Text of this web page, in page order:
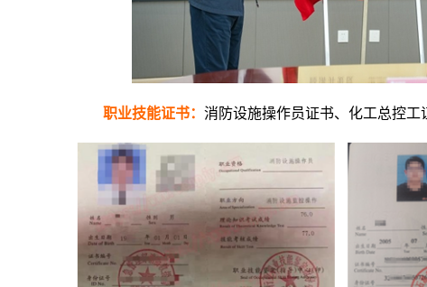
职业技能证书： 消防设施操作员证书、化工总控